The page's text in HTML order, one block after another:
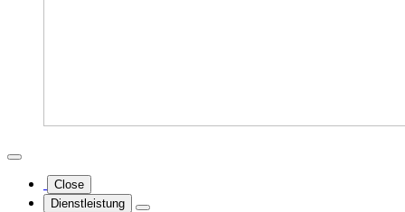
Close
Dienstleistung